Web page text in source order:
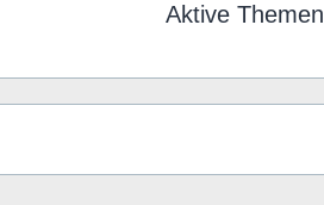
Aktive Themen